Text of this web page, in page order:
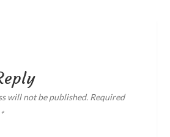
will not be published. Required
*